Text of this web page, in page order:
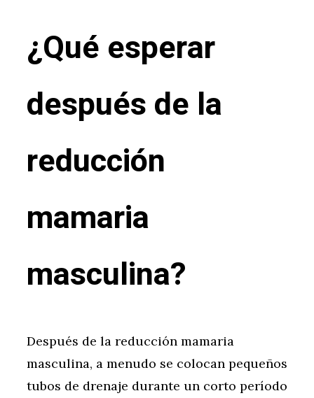
¿Qué esperar
después de la
reducción
mamaria
masculina?
Después de la reducción mamaria
masculina, a menudo se colocan pequeños
tubos de drenaje durante un corto período